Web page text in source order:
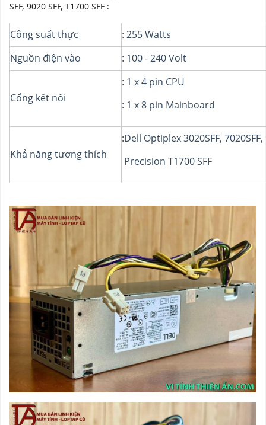
SFF, 9020 SFF, T1700 SFF :
Công suất thực
: 255 Watts
Nguồn điện vào
: 100 - 240 Volt
Cổng kết nối
: 1 x 4 pin CPU
: 1 x 8 pin Mainboard
Khả năng tương thích
:Dell Optiplex 3020SFF, 7020SFF,
Precision T1700 SFF